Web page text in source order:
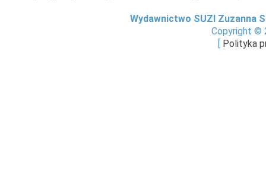
Wydawnictwo SUZI Zuzanna
Copyright ©
Polityka